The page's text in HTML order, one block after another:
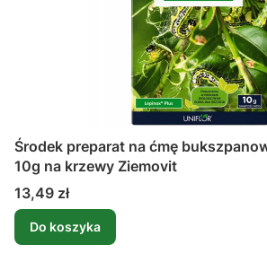
Środek preparat na ćmę
10g na krzewy Ziemovit
Cena
13,49 zł
Do koszyka